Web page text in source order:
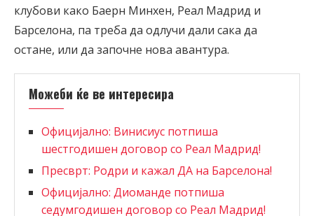
клубови како Баерн Минхен, Реал Мадрид и
Барселона, па треба да одлучи дали сака да
остане, или да започне нова авантура.
Можеби ќе ве интересира
Официјално: Винисиус потпиша
шестгодишен договор со Реал Мадрид!
Пресврт: Родри и кажал ДА на Барселона!
Официјално: Диоманде потпиша
седумгодишен договор со Реал Мадрид!